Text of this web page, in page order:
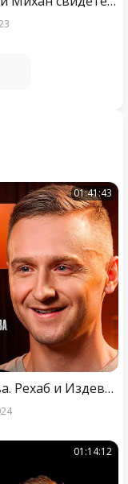
01:41:43
Леша Немагия. Про Басту. Тинькова. Рехаб и Издевательства.
01:14:12